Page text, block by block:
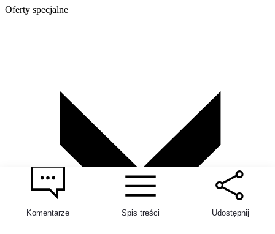
Komentarze Spis treści Udostępnij
Oferty specjalne